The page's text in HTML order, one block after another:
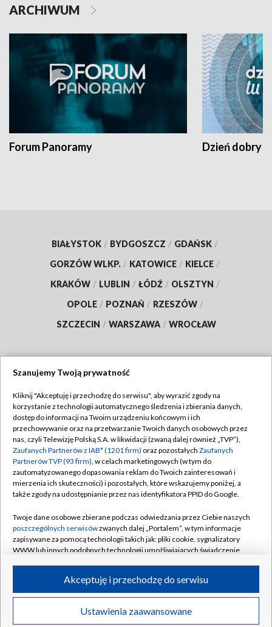
ARCHIWUM
Forum Panoramy Dzień dobry
BIAŁYSTOK / BYDGOSZCZ / GDAŃSK /
GORZÓW WLKP. / KATOWICE / KIELCE /
KRAKÓW / LUBLIN / ŁÓDŹ / OLSZTYN /
OPOLE / POZNAŃ / RZESZÓW /
SZCZECIN / WARSZAWA / WROCŁAW
TVP
Abonament TVP
Emisja w TVP
Centrum informacji TVP
Naziemna Telewizja Cyfrowa
Rada Programowa
System NOS
Informacje o nadawcy
Program dla prasy
Ogłoszenie przetargowe
Regulamin TVP
Polityka prywatności
Moje zgody
Pomoc
Kontakt
Kanały
©2026 Telewizja Polska S.A. w likwidacji
Szanujemy Twoją prywatność
Kliknij "Akceptuję i przechodzę do serwisu", aby wyrazić zgody na
korzystanie z technologii automatycznego śledzenia i zbierania danych,
dostęp do informacji na Twoim urządzeniu końcowym i ich
przechowywanie oraz na przetwarzanie Twoich danych osobowych przez
nas, czyli Telewizję Polską S.A. w likwidacji (zwaną dalej również „TVP”),
Zaufanych Partnerów z IAB* (1201 firm) oraz pozostałych Zaufanych
Partnerów TVP (93 firm), w celach marketingowych (w tym do
zautomatyzowanego dopasowania reklam do Twoich zainteresowań i
mierzenia ich skuteczności) i pozostałych, które wskazujemy poniżej, a
także zgody na udostępnianie przez nas identyfikatora PPID do Google.
Twoje dane osobowe zbierane podczas odwiedzania przez Ciebie naszych
poszczególnych serwisówzwanych dalej „Portalem”, w tym informacje
zapisywane za pomocą technologii takich jak: pliki cookie, sygnalizatory
WWW lub innych podobnych technologii umożliwiających świadczenie
ruchu w Internecie.
Twoje dane osobowe zbierane podczas odwiedzania przez Ciebie
poszczególnych serwisówna Portalu, takie jak adresy IP, identyfikatory
Ustawienia zaawansowane
Akceptuję i przechodzę do serwisu